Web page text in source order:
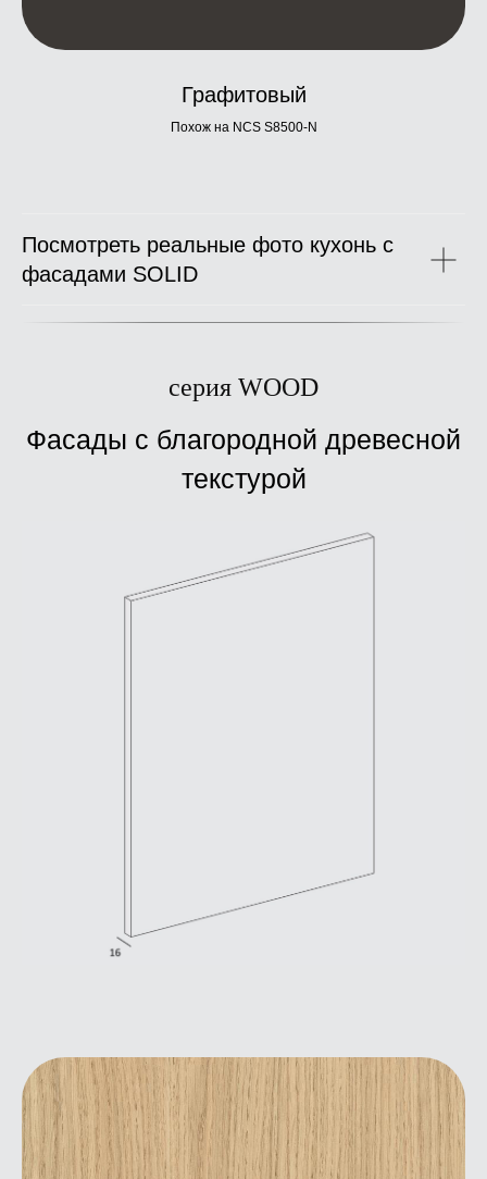
Графитовый
Похож на NCS S8500-N
Посмотреть реальные фото кухонь с
фасадами SOLID
серия WOOD
Фасады с благородной древесной
текстурой